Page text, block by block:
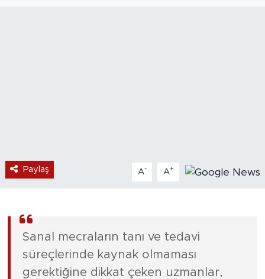
Paylaş A- A+
Sanal mecraların tanı ve tedavi
süreçlerinde kaynak olmaması
gerektiğine dikkat çeken uzmanlar,